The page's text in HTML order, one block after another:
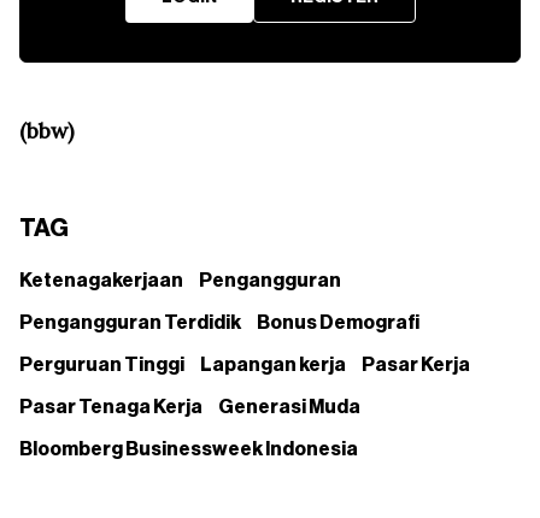
(bbw)
TAG
Ketenagakerjaan Pengangguran
Pengangguran Terdidik Bonus Demografi
Perguruan Tinggi Lapangan kerja Pasar Kerja
Pasar Tenaga Kerja Generasi Muda
Bloomberg Businessweek Indonesia